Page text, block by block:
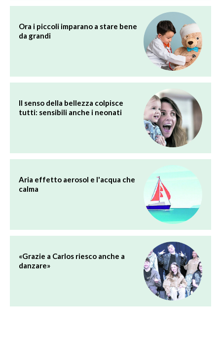
Ora i piccoli imparano a stare bene
da grandi
Il senso della bellezza colpisce
tutti: sensibili anche i neonati
Aria effetto aerosol e l'acqua che
calma
«Grazie a Carlos riesco anche a
danzare»